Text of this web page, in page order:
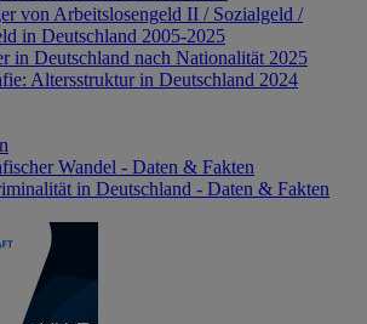
von Arbeitslosengeld II / Sozialgeld /
in Deutschland 2005-2025
in Deutschland nach Nationalität 2025
Altersstruktur in Deutschland 2024
Wandel - Daten & Fakten
in Deutschland - Daten & Fakten